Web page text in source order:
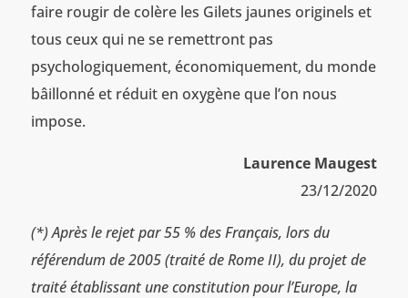
faire rougir de colère les Gilets jaunes originels et
tous ceux qui ne se remettront pas
psychologiquement, économiquement, du monde
bâillonné et réduit en oxygène que l’on nous
impose.
Laurence Maugest
23/12/2020
(*) Après le rejet par 55 % des Français, lors du
référendum de 2005 (traité de Rome II), du projet de
traité établissant une constitution pour l’Europe, la